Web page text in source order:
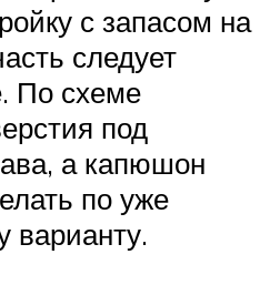
с запасом на
следует
По схеме
под
а капюшон
по уже
варианту.